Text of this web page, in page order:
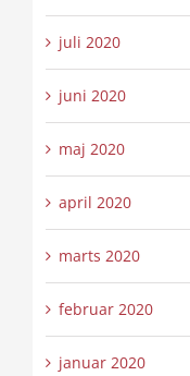
juli 2020
juni 2020
maj 2020
april 2020
marts 2020
februar 2020
januar 2020